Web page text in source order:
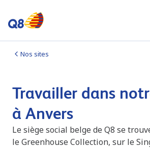
Nos sites
Travailler dans
à Anvers
Le siège social belge de Q8 se
le Greenhouse Collection, sur le